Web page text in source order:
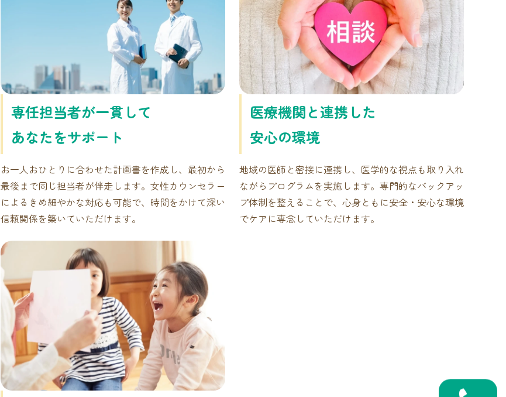
専任担当者が一貫して
あなたをサポート
お一人おひとりに合わせた計画書を作成し、最初から
最後まで同じ担当者が伴走します。女性カウンセラー
によるきめ細やかな対応も可能で、時間をかけて深い
信頼関係を築いていただけます。
医療機関と連携した
安心の環境
地域の医師と密接に連携し、医学的な視点も取り入れ
ながらプログラムを実施します。専門的なバックアッ
プ体制を整えることで、心身ともに安全・安心な環境
でケアに専念していただけます。